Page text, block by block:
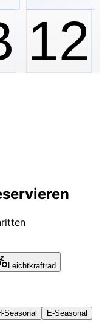
12
Leichtkraftrad
Seasonal
E-Seasonal